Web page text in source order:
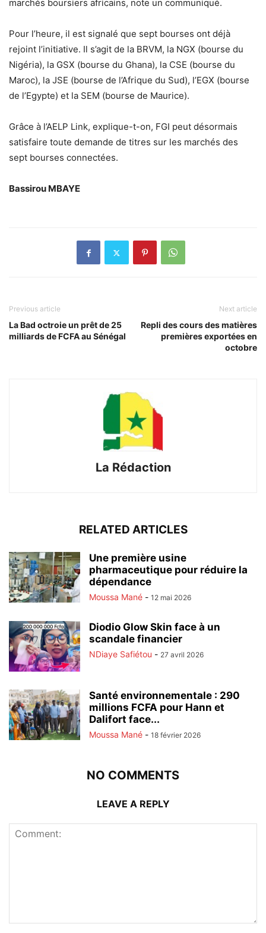
marchés boursiers africains, note un communiqué.
Pour l’heure, il est signalé que sept bourses ont déjà
rejoint l’initiative. Il s’agit de la BRVM, la NGX (bourse du
Nigéria), la GSX (bourse du Ghana), la CSE (bourse du
Maroc), la JSE (bourse de l’Afrique du Sud), l’EGX (bourse
de l’Egypte) et la SEM (bourse de Maurice).
Grâce à l’AELP Link, explique-t-on, FGI peut désormais
satisfaire toute demande de titres sur les marchés des
sept bourses connectées.
Bassirou MBAYE
Previous article
La Bad octroie un prêt de 25
milliards de FCFA au Sénégal
Next article
Repli des cours des matières
premières exportées en
octobre
La Rédaction
RELATED ARTICLES
Une première usine
pharmaceutique pour réduire la
dépendance
Moussa Mané - 12 mai 2026
Diodio Glow Skin face à un
scandale financier
NDiaye Safiétou - 27 avril 2026
Santé environnementale : 290
millions FCFA pour Hann et
Dalifort face...
Moussa Mané - 18 février 2026
NO COMMENTS
LEAVE A REPLY